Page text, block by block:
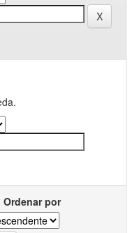
Ordenar por